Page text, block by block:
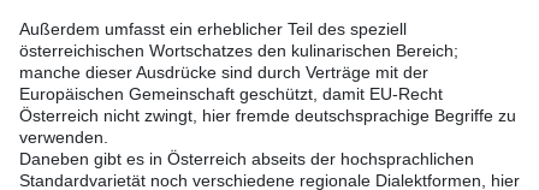
Außerdem umfasst ein erheblicher Teil des speziell
österreichischen Wortschatzes den kulinarischen Bereich;
manche dieser Ausdrücke sind durch Verträge mit der
Europäischen Gemeinschaft geschützt, damit EU-Recht
Österreich nicht zwingt, hier fremde deutschsprachige Begriffe zu
verwenden.
Daneben gibt es in Österreich abseits der hochsprachlichen
Standardvarietät noch verschiedene regionale Dialektformen, hier